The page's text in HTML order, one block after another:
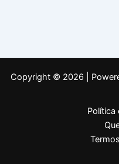
Copyright © 2026 |
Política